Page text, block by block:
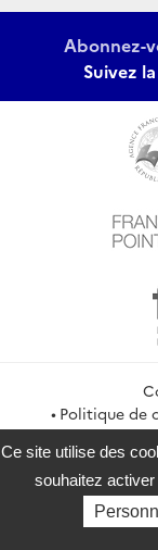
Abonnez-
Suivez
Politique de
service-
Ce site utilise des
souhaitez activer